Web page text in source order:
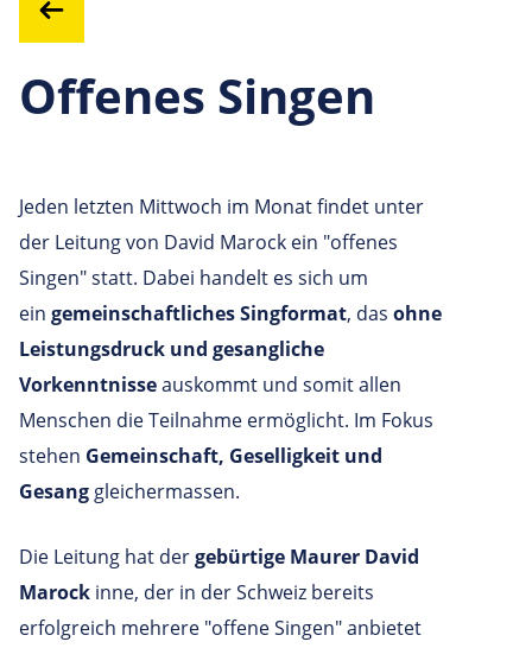
Offenes Singen
Jeden letzten Mittwoch im Monat findet unter
der Leitung von David Marock ein "offenes
Singen" statt. Dabei handelt es sich um
ein gemeinschaftliches Singformat, das ohne
Leistungsdruck und gesangliche
Vorkenntnisseauskommt und somit allen
Menschen die Teilnahme ermöglicht. Im Fokus
stehen Gemeinschaft, Geselligkeit und
Gesang gleichermassen.
Die Leitung hat dergebürtige Maurer David
Marock inne, der in der Schweiz bereits
erfolgreich mehrere "offene Singen" anbietet